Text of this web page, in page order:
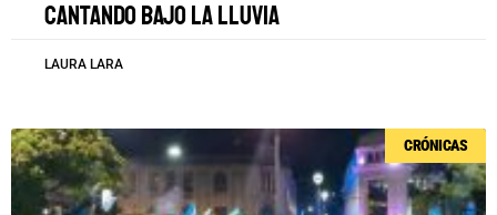
Cantando bajo la lluvia
LAURA LARA
CRÓNICAS